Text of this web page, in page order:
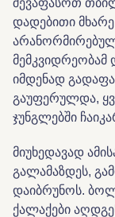
შევაფასოთ
დადებითი
მემკვიდრეობამ
იმდენად
გაუფერულდა,
ჯუნგლებში
მიუხედავად
გალამაზდეს,
დაიბრუნოს.
ქალაქები